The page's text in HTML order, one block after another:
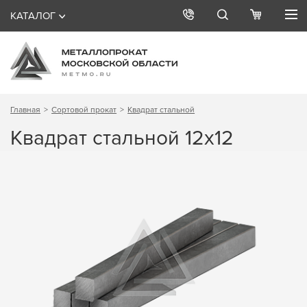
КАТАЛОГ
Главная Сортовой прокат Квадрат стальной
Квадрат стальной 12х12